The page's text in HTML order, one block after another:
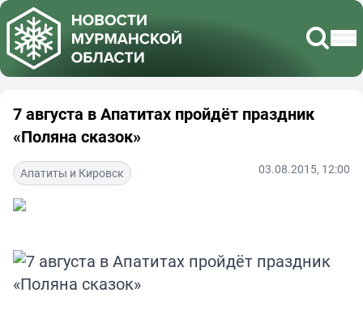
7 августа в Апатитах пройдёт праздник
«Поляна сказок»
Апатиты и Кировск 03.08.2015, 12:00